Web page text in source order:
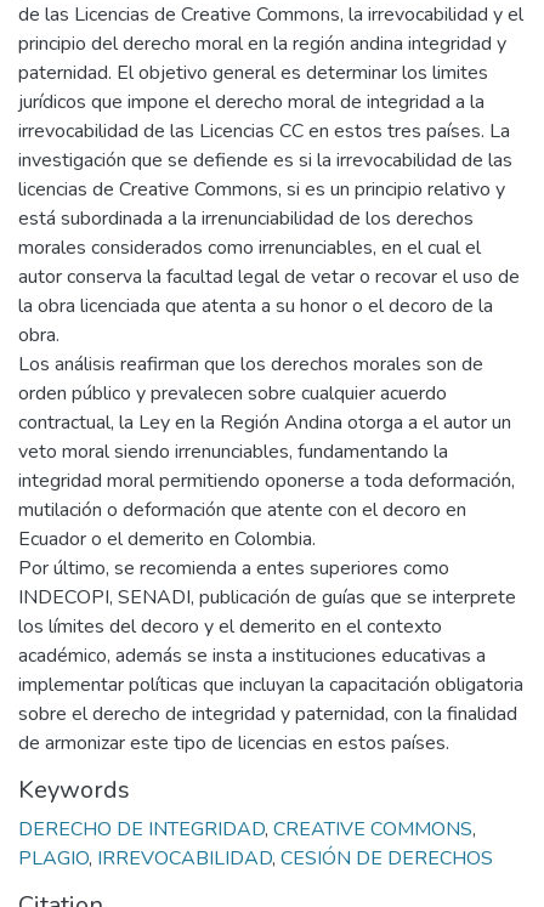
de las Licencias de Creative Commons, la irrevocabilidad y el
principio del derecho moral en la región andina integridad y
paternidad. El objetivo general es determinar los limites
jurídicos que impone el derecho moral de integridad a la
irrevocabilidad de las Licencias CC en estos tres países. La
investigación que se defiende es si la irrevocabilidad de las
licencias de Creative Commons, si es un principio relativo y
está subordinada a la irrenunciabilidad de los derechos
morales considerados como irrenunciables, en el cual el
autor conserva la facultad legal de vetar o recovar el uso de
la obra licenciada que atenta a su honor o el decoro de la
obra.
Los análisis reafirman que los derechos morales son de
orden público y prevalecen sobre cualquier acuerdo
contractual, la Ley en la Región Andina otorga a el autor un
veto moral siendo irrenunciables, fundamentando la
integridad moral permitiendo oponerse a toda deformación,
mutilación o deformación que atente con el decoro en
Ecuador o el demerito en Colombia.
Por último, se recomienda a entes superiores como
INDECOPI, SENADI, publicación de guías que se interprete
los límites del decoro y el demerito en el contexto
académico, además se insta a instituciones educativas a
implementar políticas que incluyan la capacitación obligatoria
sobre el derecho de integridad y paternidad, con la finalidad
de armonizar este tipo de licencias en estos países.
Keywords
DERECHO DE INTEGRIDAD, CREATIVE COMMONS,
PLAGIO, IRREVOCABILIDAD, CESIÓN DE DERECHOS